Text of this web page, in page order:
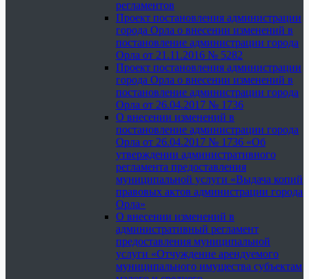
регламентов
Проект постановления администрации
города Орла о внесении изменений в
постановление администрации города
Орла от 21.11.2016 № 5282
Проект постановления администрации
города Орла о внесении изменений в
постановление администрации города
Орла от 26.04.2017 № 1736
О внесении изменений в
постановление администрации города
Орла от 26.04.2017 № 1736 «Об
утверждении административного
регламента предоставления
муниципальной услуги «Выдача копий
правовых актов администрации города
Орла»
О внесении изменений в
административный регламент
предоставления муниципальной
услуги «Отчуждение арендуемого
муниципального имущества субъектам